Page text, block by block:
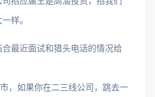
样。
最近面试和猎头电话的情况给
，如果你在二三线公司，跳去一